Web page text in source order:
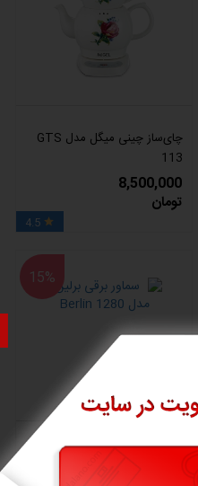
چای‌ساز چینی میگل مدل GTS
113
8,500,000
تومان

15%
چای ساز برلین مدل BE-1280